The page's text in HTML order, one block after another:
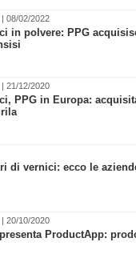
| 08/02/2022
in polvere: PPG
| 21/12/2020
PPG in Europa:
di vernici: ecco le
| 20/10/2020
ProductApp: